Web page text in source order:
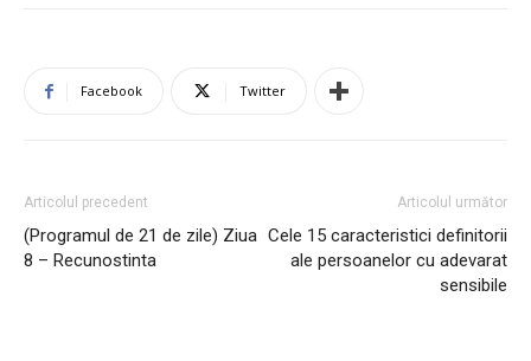
Facebook Twitter
Articolul precedent
(Programul de 21 de zile) Ziua
8 – Recunostinta
Articolul următor
Cele 15 caracteristici definitorii
ale persoanelor cu adevarat
sensibile